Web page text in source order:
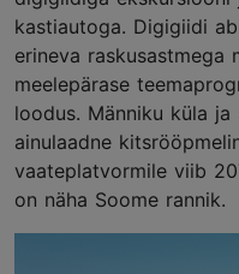
kastiautoga. Digigiidi
erineva raskusastmega
meelepärase
loodus. Männiku küla
ainulaadne
vaateplatvormile viib
on näha Soome rannik.